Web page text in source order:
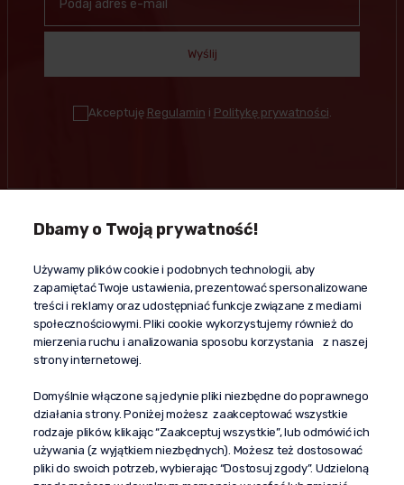
Wyślij
Akceptuję Regulamin i Politykę prywatności.
Kontakt
+48 603 610 870
kontakt@propaganda24h.pl
“Propaganda"
al. Komisji Edukacji Narodowej 51/U5
02-797 Warszawa
Pomoc
Dostawa
Moje konto
O firmie
Dbamy o Twoją prywatność!
Używamy plików cookie i podobnych technologii, aby
zapamiętać Twoje ustawienia, prezentować spersonalizowane
treści i reklamy oraz udostępniać funkcje związane z mediami
społecznościowymi. Pliki cookie wykorzystujemy również do
mierzenia ruchu i analizowania sposobu korzystania z naszej
strony internetowej.
Domyślnie włączone są jedynie pliki niezbędne do poprawnego
działania strony. Poniżej możesz zaakceptować wszystkie
rodzaje plików, klikając “Zaakceptuj wszystkie”, lub odmówić ich
używania (z wyjątkiem niezbędnych). Możesz też dostosować
pliki do swoich potrzeb, wybierając “Dostosuj zgody”. Udzieloną